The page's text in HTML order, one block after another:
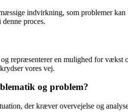
indvirkning, som problemer
proces.
repræsenterer en mulighed for
vores vej.
og problem?
der kræver overvejelse og